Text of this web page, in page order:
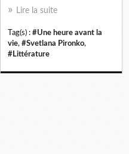
Lire la suite
Tag(s) : #Une heure avant la
vie, #Svetlana Pironko,
#Littérature